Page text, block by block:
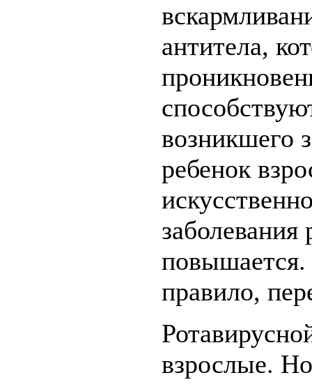
антитела,
возникшего
ребенок
правило,
взрослые.